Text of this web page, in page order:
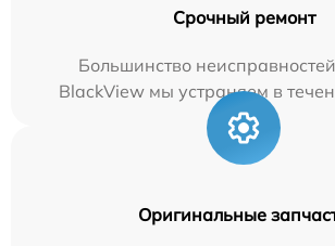
Срочный ремонт
Большинство
BlackView мы устраняем в
Оригинальные